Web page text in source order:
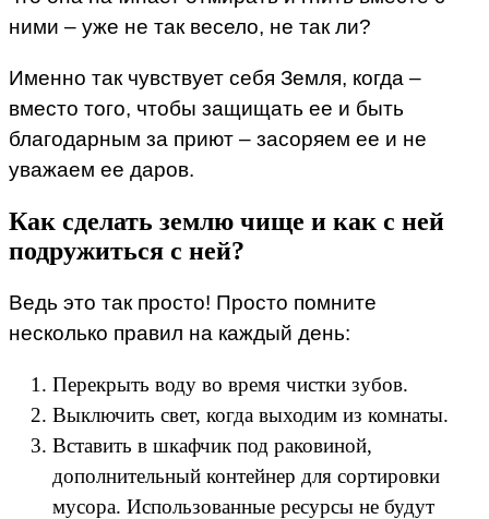
ними – уже не так весело, не так ли?
Именно так чувствует себя Земля, когда –
вместо того, чтобы защищать ее и быть
благодарным за приют – засоряем ее и не
уважаем ее даров.
Как сделать землю чище и как с ней
подружиться с ней?
Ведь это так просто! Просто помните
несколько правил на каждый день:
Перекрыть воду во время чистки зубов.
Выключить свет, когда выходим из комнаты.
Вставить в шкафчик под раковиной,
дополнительный контейнер для сортировки
мусора. Использованные ресурсы не будут